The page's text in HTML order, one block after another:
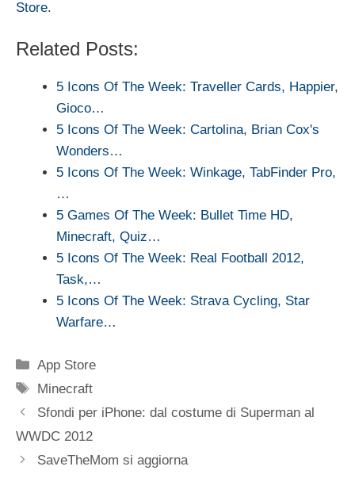
Store.
Related Posts:
5 Icons Of The Week: Traveller Cards, Happier,
Gioco…
5 Icons Of The Week: Cartolina, Brian Cox's
Wonders…
5 Icons Of The Week: Winkage, TabFinder Pro,
…
5 Games Of The Week: Bullet Time HD,
Minecraft, Quiz…
5 Icons Of The Week: Real Football 2012,
Task,…
5 Icons Of The Week: Strava Cycling, Star
Warfare…
Categorie
App Store
Tag
Minecraft
Sfondi per iPhone: dal costume di Superman al
WWDC 2012
SaveTheMom si aggiorna